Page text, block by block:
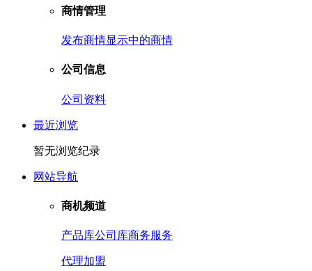
商情管理
发布商情显示中的商情
公司信息
公司资料
最近浏览
暂无浏览纪录
网站导航
商机频道
产品库公司库商务服务
代理加盟